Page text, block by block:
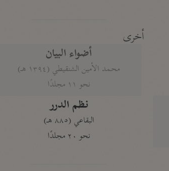
أخرى
أضواء البيان
محمد الأمين الشنقيطي (١٣٩٤ هـ)
نحو ١١ مجلدًا
نظم الدرر
البقاعي (٨٨٥ هـ)
نحو ٢٠ مجلدًا